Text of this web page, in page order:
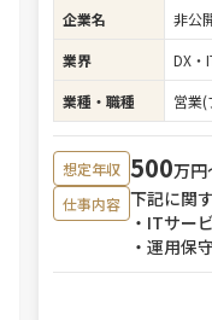
企業名
非公
業界
DX・
業種・職種
営業
想定年収 500万円
仕事内容 下記に関
・ITサー
・運用保